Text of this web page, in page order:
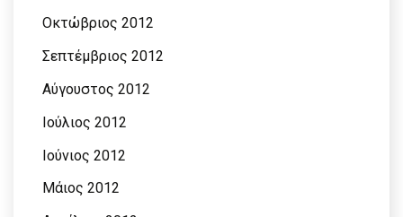
Οκτώβριος 2012
Σεπτέμβριος 2012
Αύγουστος 2012
Ιούλιος 2012
Ιούνιος 2012
Μάιος 2012